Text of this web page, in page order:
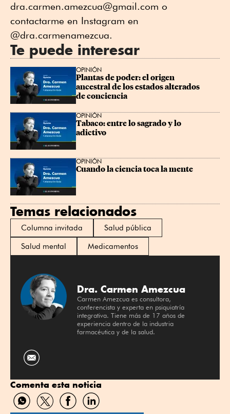
dra.carmen.amezcua@gmail.com o
contactarme en Instagram en
@dra.carmenamezcua.
Te puede interesar
OPINIÓN
Plantas de poder: el origen
ancestral de los estados alterados
de conciencia
OPINIÓN
Tabaco: entre lo sagrado y lo
adictivo
OPINIÓN
Cuando la ciencia toca la mente
Temas relacionados
Columna invitada
Salud pública
Salud mental
Medicamentos
Dra. Carmen Amezcua
Carmen Amezcua es consultora,
conferencista y experta en psiquiatría
integrativa. Tiene más de 17 años de
experiencia dentro de la industria
farmacéutica y de la salud.
Comenta esta noticia
CompartirCompartirCompartirCompartir